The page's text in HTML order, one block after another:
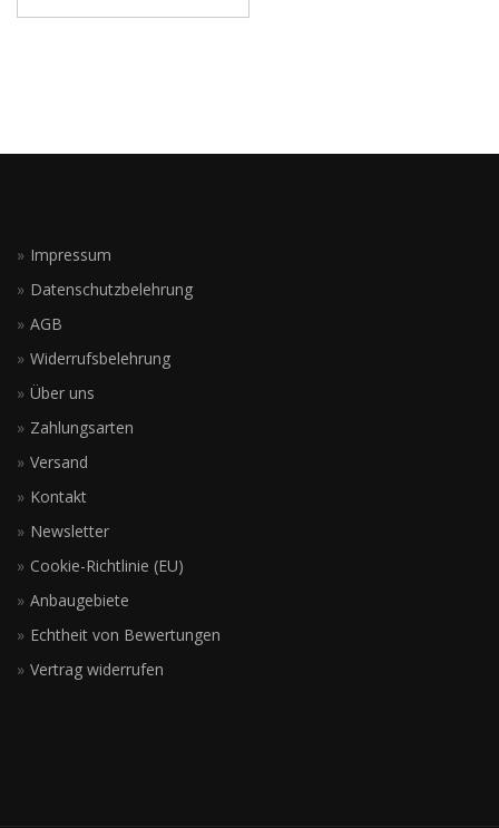
Impressum
Datenschutzbelehrung
AGB
Widerrufsbelehrung
Über uns
Zahlungsarten
Versand
Kontakt
Newsletter
Cookie-Richtlinie (EU)
Anbaugebiete
Echtheit von Bewertungen
Vertrag widerrufen